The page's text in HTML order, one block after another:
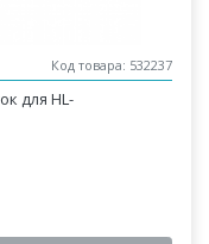
Код товара: 532237
для HL-